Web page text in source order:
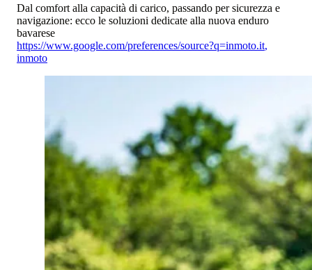
Dal comfort alla capacità di carico, passando per sicurezza e
navigazione: ecco le soluzioni dedicate alla nuova enduro
bavarese
https://www.google.com/preferences/source?q=inmoto.it,
inmoto